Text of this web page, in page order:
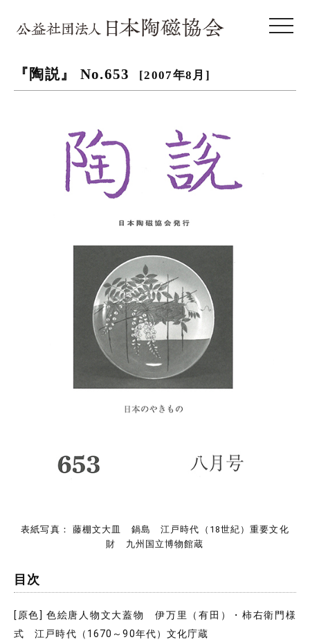
toggle
『陶説』 No.653 [2007年8月]
表紙写真： 藤棚文大皿 鍋島 江戸時代（18世紀）重要文化
財 九州国立博物館蔵
目次
[原色] 色絵唐人物文大蓋物 伊万里（有田）・柿右衛門様
式 江戸時代（1670～90年代）文化庁蔵